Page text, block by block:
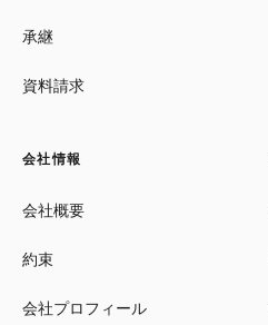
承継
資料請求
会社情報
会社概要
約束
会社プロフィール